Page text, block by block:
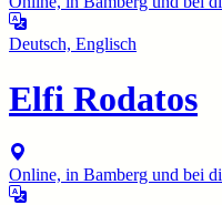
Deutsch, Englisch
Elfi Rodatos
Online, in Bamberg und bei